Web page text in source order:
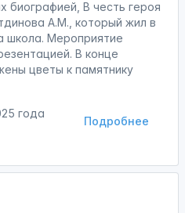
биографией, В честь героя
А.М., который жил в
школа. Мероприятие
В конце
цветы к памятнику
Подробнее
года